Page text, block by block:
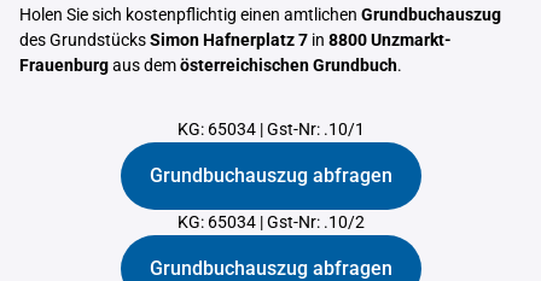
Holen Sie sich kostenpflichtig einen amtlichen Grundbuchauszug
des GrundstücksSimon Hafnerplatz 7 in 8800 Unzmarkt-
Frauenburgaus demösterreichischen Grundbuch.
KG: 65034|Gst-Nr: .10/1
Grundbuchauszug abfragen
KG: 65034|Gst-Nr: .10/2
Grundbuchauszug abfragen